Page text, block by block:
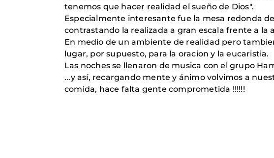
tenemos que hacer realidad el sueño de Dios".
Especialmente interesante fue la mesa redonda
contrastando la realizada a gran escala frente a la
En medio de un ambiente de realidad pero
lugar, por supuesto, para la oracion y la eucaristia.
Las noches se llenaron de musica con el grupo
...y así, recargando mente y ánimo volvimos a
comida, hace falta gente comprometida !!!!!!